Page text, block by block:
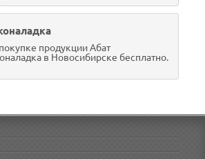
продукции Абат
в Новосибирске бесплатно.